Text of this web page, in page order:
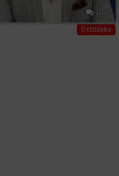
0
Ostrołęka